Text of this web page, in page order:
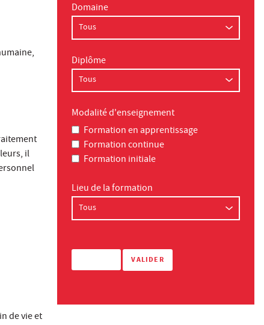
il
de vie et
Domaine
Diplôme
Modalité d'enseignement
Formation en apprentissage
Formation continue
Formation initiale
Lieu de la formation